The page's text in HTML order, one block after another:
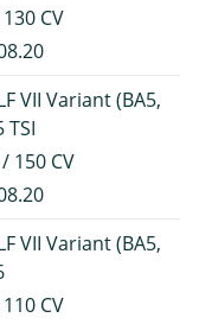
CV
VII Variant (BA5,
TSI
150 CV
VII Variant (BA5,
CV